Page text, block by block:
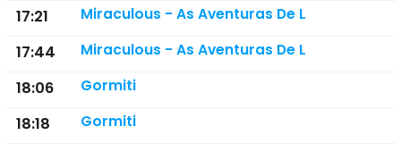
17:21 Miraculous - As Aventuras De L
17:44 Miraculous - As Aventuras De L
18:06 Gormiti
18:18 Gormiti